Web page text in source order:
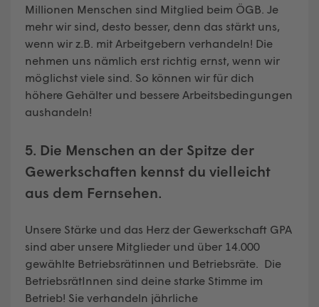
Millionen Menschen sind Mitglied beim ÖGB. Je
mehr wir sind, desto besser, denn das stärkt uns,
wenn wir z.B. mit Arbeitgebern verhandeln! Die
nehmen uns nämlich erst richtig ernst, wenn wir
möglichst viele sind. So können wir für dich
höhere Gehälter und bessere Arbeitsbedingungen
aushandeln!
5. Die Menschen an der Spitze der
Gewerkschaften kennst du vielleicht
aus dem Fernsehen.
Unsere Stärke und das Herz der Gewerkschaft GPA
sind aber unsere Mitglieder und über 14.000
gewählte Betriebsrätinnen und Betriebsräte. Die
BetriebsrätInnen sind deine starke Stimme im
Betrieb! Sie verhandeln jährliche